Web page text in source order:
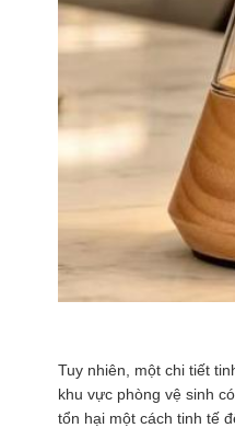
Tuy nhiên, một chi tiết
khu vực phòng vệ sinh
tổn hại một cách tinh tế